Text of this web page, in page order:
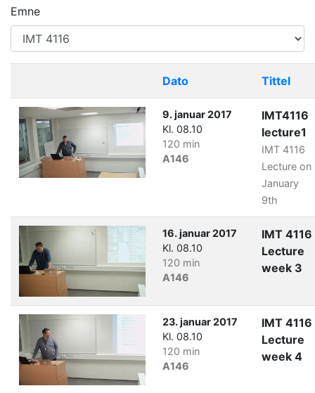
Emne
Dato Tittel
9. januar 2017
Kl. 08.10
120 min
A146
IMT4116
lecture1
IMT 4116
Lecture on
January
9th
16. januar 2017
Kl. 08.10
120 min
A146
IMT 4116
Lecture
week 3
23. januar 2017
Kl. 08.10
120 min
A146
IMT 4116
Lecture
week 4